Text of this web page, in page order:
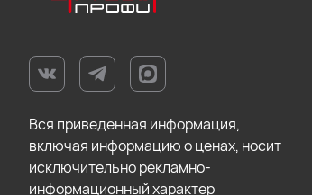
Вся приведенная информация,
включая информацию о ценах, носит
исключительно рекламно-
информационный характер